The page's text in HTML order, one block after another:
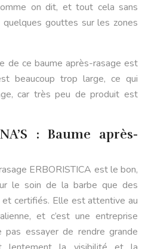
on dit, et tout cela sans
gouttes sur les zones
de ce baume après-rasage est
beaucoup trop large, ce qui
car très peu de produit est
: Baume après-
ERBORISTICA est le bon,
le soin de la barbe que des
certifiés. Elle est attentive au
et c’est une entreprise
pas essayer de rendre grande